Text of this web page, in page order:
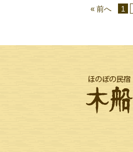
« 前へ 1